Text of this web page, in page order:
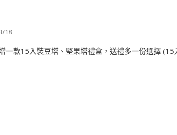
18
一款15入裝豆塔、堅果塔禮盒，送禮多一份選擇 (15